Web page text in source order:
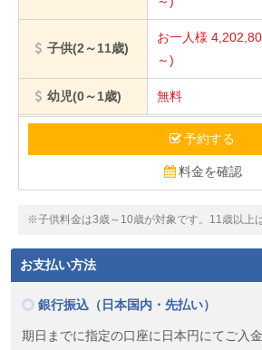
子供(2～11歳)
お一人様
～)
幼児(0～1歳) 無料
予約する
料金を確認
※子供料金は3歳～10歳が対象です。11歳以上
お支払い方法
銀行振込（日本国内・先払い）
期日までに指定の口座に日本円にてご入